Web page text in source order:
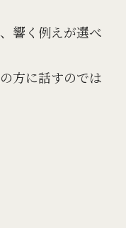
響く例えが選べ
方に話すのでは